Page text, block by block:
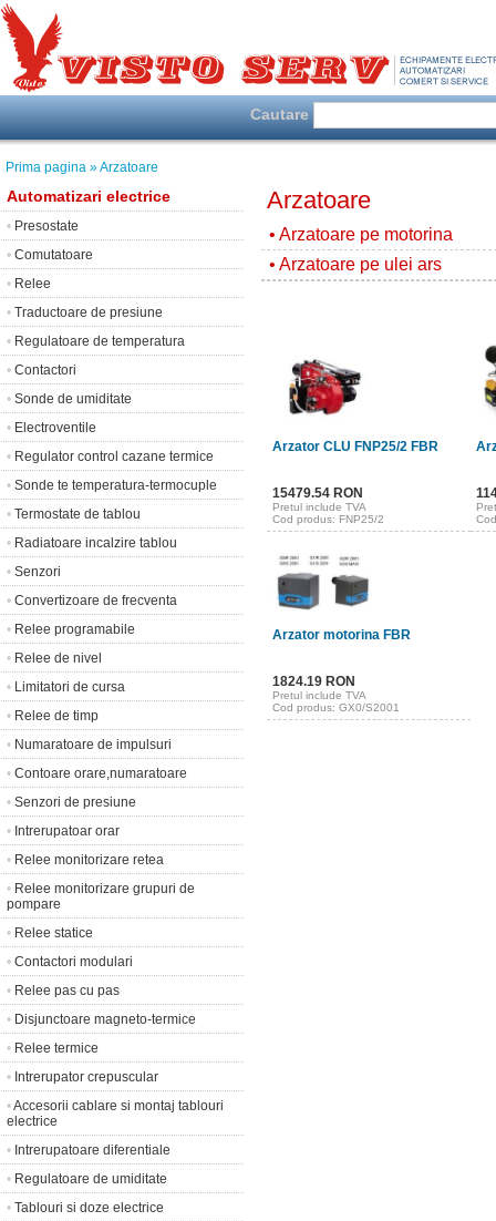
Cautare
Prima pagina » Arzatoare
Automatizari electrice
• Presostate
• Comutatoare
• Relee
• Traductoare de presiune
• Regulatoare de temperatura
• Contactori
• Sonde de umiditate
• Electroventile
• Regulator control cazane termice
• Sonde te temperatura-termocuple
• Termostate de tablou
• Radiatoare incalzire tablou
• Senzori
• Convertizoare de frecventa
• Relee programabile
• Relee de nivel
• Limitatori de cursa
• Relee de timp
• Numaratoare de impulsuri
• Contoare orare,numaratoare
• Senzori de presiune
• Intrerupatoar orar
• Relee monitorizare retea
• Relee monitorizare grupuri de
pompare
• Relee statice
• Contactori modulari
• Relee pas cu pas
• Disjunctoare magneto-termice
• Relee termice
• Intrerupator crepuscular
•Accesorii cablare si montaj tablouri
electrice
• Intrerupatoare diferentiale
• Regulatoare de umiditate
• Tablouri si doze electrice
Arzatoare
• Arzatoare pe motorina
• Arzatoare pe ulei ars
Arzator CLU FNP25/2 FBR
15479.54 RON
Pretul include TVA
Cod produs: FNP25/2
Arzator motorina FBR
1824.19 RON
Pretul include TVA
Cod produs: GX0/S2001